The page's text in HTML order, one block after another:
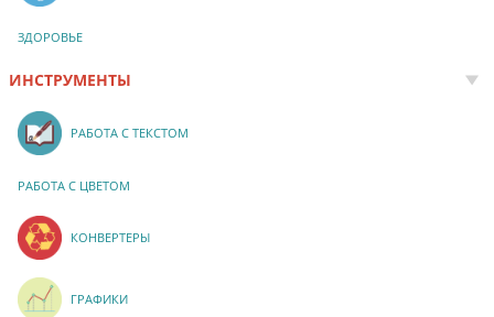
ЗДОРОВЬЕ
ИНСТРУМЕНТЫ
РАБОТА С ТЕКСТОМ
РАБОТА С ЦВЕТОМ
КОНВЕРТЕРЫ
ГРАФИКИ